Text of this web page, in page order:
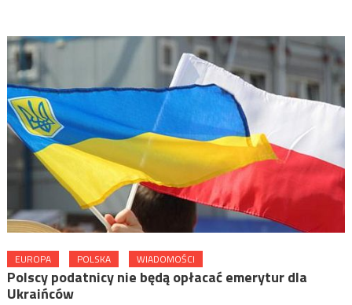
EUROPA POLSKA WIADOMOŚCI
Polscy podatnicy nie będą opłacać emerytur dla
Ukraińców